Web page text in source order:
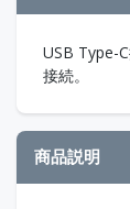
USB Type-
接続。
商品説明